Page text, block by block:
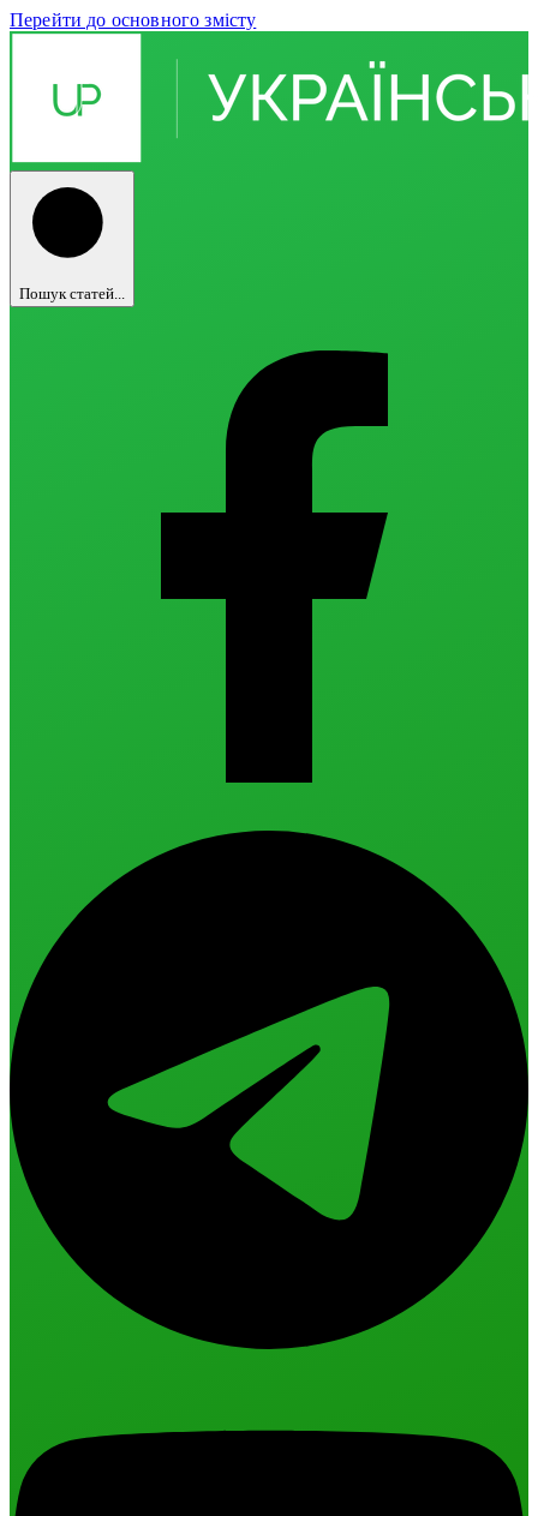
Перейти до основного змісту
Пошук статей...